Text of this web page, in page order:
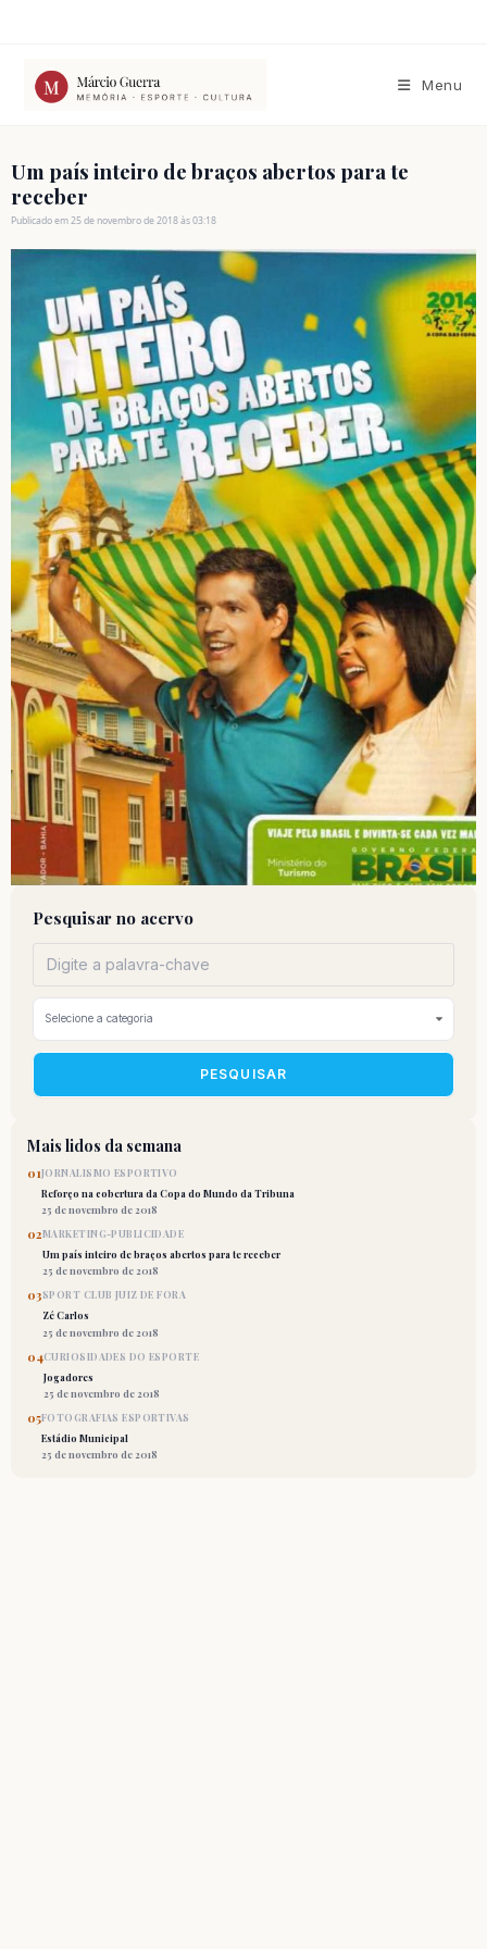
conteúdo
Menu
Um país inteiro de braços abertos para te
receber
Publicado em 25 de novembro de 2018 às 03:18
Pesquisar no acervo
PESQUISAR
Mais lidos da semana
01JORNALISMO ESPORTIVO
Reforço na cobertura da Copa do Mundo da Tribuna
25 de novembro de 2018
02MARKETING-PUBLICIDADE
Um país inteiro de braços abertos para te receber
25 de novembro de 2018
03SPORT CLUB JUIZ DE FORA
Zé Carlos
25 de novembro de 2018
04CURIOSIDADES DO ESPORTE
Jogadores
25 de novembro de 2018
05FOTOGRAFIAS ESPORTIVAS
Estádio Municipal
25 de novembro de 2018